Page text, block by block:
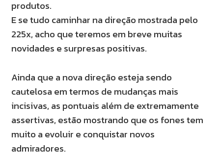
produtos.
E se tudo caminhar na direção mostrada pelo
225x, acho que teremos em breve muitas
novidades e surpresas positivas.
Ainda que a nova direção esteja sendo
cautelosa em termos de mudanças mais
incisivas, as pontuais além de extremamente
assertivas, estão mostrando que os fones tem
muito a evoluir e conquistar novos
admiradores.